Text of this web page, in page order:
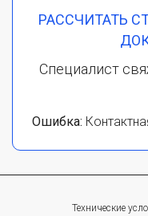
РАССЧИТАТЬ
Специалист
Ошибка:
Технические